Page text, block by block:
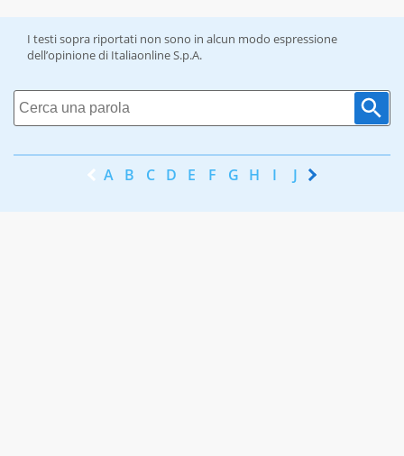
I testi sopra riportati non sono in alcun modo espressione
dell’opinione di Italiaonline S.p.A.
A B C D E F G H I J K